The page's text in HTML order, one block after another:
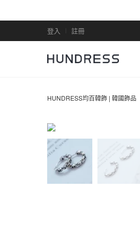
登入 註冊
HUNDRESS均百韓飾 | 韓國飾品